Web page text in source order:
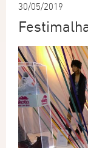
30/05/2019